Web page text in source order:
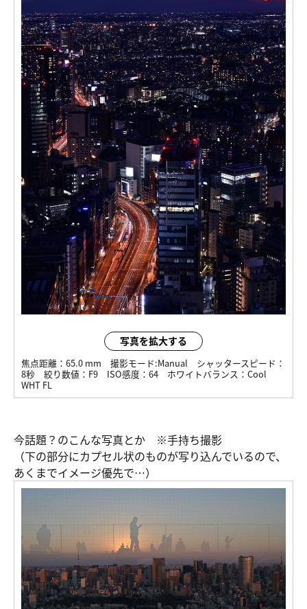
写真を拡大する
焦点距離： 65.0 mm 撮影モード:Manual
シャッタースピード：
8秒
絞り数値： F9 ISO感度： 64 ホワイトバランス： Cool
WHT FL
今話題？のこんな写真とか ※手持ち撮影
（下の部分にカプセル状のものが写り込んでいるので、
あくまでイメージ優先で…）